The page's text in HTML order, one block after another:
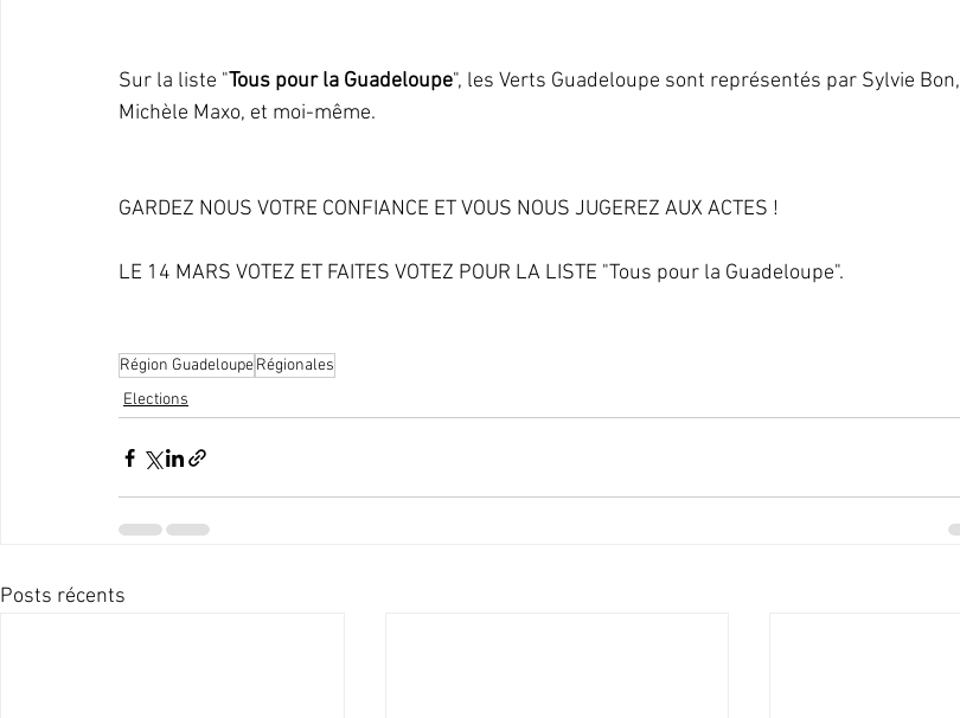
Sur la liste "Tous pour la Guadeloupe", les Verts Guadeloupe sont représentés par Sylvie Bon,
Michèle Maxo, et moi-même.
GARDEZ NOUS VOTRE CONFIANCE ET VOUS NOUS JUGEREZ AUX ACTES !
LE 14 MARS VOTEZ ET FAITES VOTEZ POUR LA LISTE "Tous pour la Guadeloupe".
Région GuadeloupeRégionales
Elections
Posts récents